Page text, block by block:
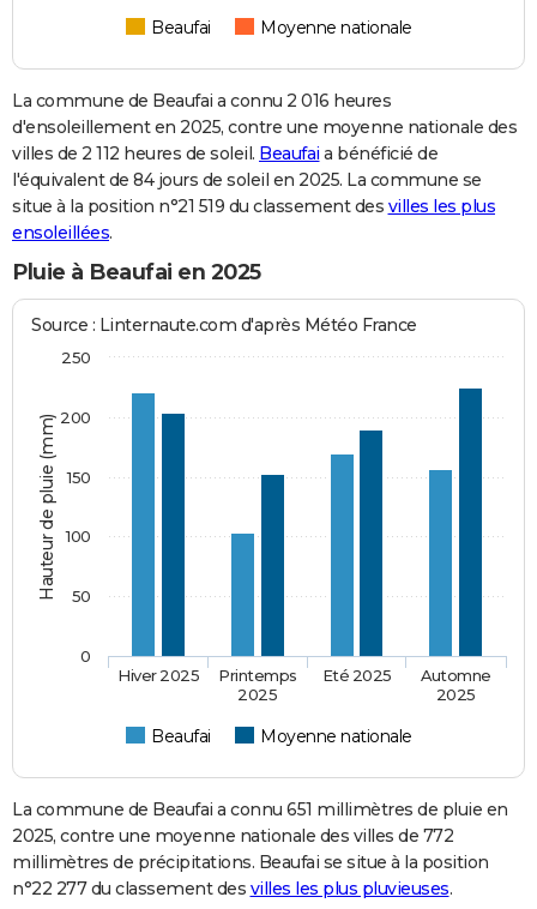
Beaufai Moyenne nationale
La commune de Beaufai a connu 2 016 heures
d'ensoleillement en 2025, contre une moyenne nationale des
villes de 2 112 heures de soleil. Beaufai a bénéficié de
l'équivalent de 84 jours de soleil en 2025. La commune se
situe à la position n°21 519 du classement des villes les plus
ensoleillées.
Pluie à Beaufai en 2025
Hauteur de pluie (mm)
Source : Linternaute.com d'après Météo France
Beaufai Moyenne nationale
Hiver 2025
Printemps
2025
Eté 2025
Automne
2025
0
50
100
150
200
250
La commune de Beaufai a connu 651 millimètres de pluie en
2025, contre une moyenne nationale des villes de 772
millimètres de précipitations. Beaufai se situe à la position
n°22 277 du classement des villes les plus pluvieuses.